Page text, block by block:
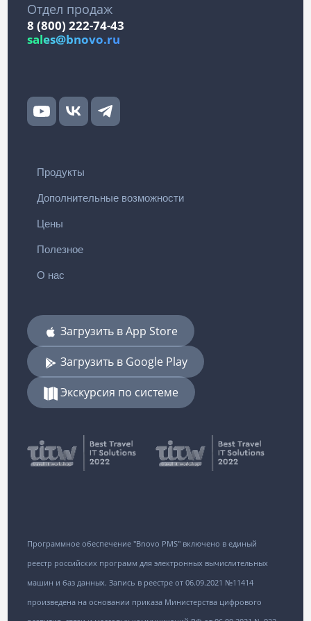
Отдел продаж
8 (800) 222-74-43
sales@bnovo.ru
Продукты
Дополнительные возможности
Цены
Полезное
О нас
Загрузить в App Store
Загрузить в Google Play
Экскурсия по системе
Программное обеспечение "Bnovo PMS" включено в единый
реестр российских программ для электронных вычислительных
машин и баз данных. Запись в реестре от 06.09.2021 №11414
произведена на основании приказа Министерства цифрового